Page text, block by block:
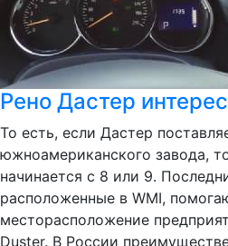
Рено Дастер
То есть, если Дастер
южноамериканского завода,
начинается с 8 или 9.
расположенные в WMI,
месторасположение
Duster. В России